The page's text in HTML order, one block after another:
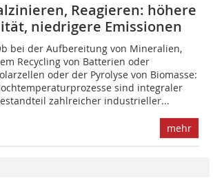
Reagieren: höhere
niedrigere Emissionen
bei der Aufbereitung von Mineralien,
Recycling von Batterien oder
oder der Pyrolyse von Biomasse:
sind integraler
zahlreicher industrieller...
mehr